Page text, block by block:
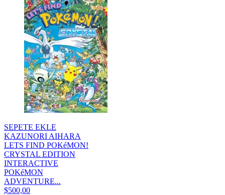
SEPETE EKLE
KAZUNORI AIHARA
LETS FIND POKéMON!
CRYSTAL EDITION
INTERACTIVE
POKéMON
ADVENTURE...
$500,00